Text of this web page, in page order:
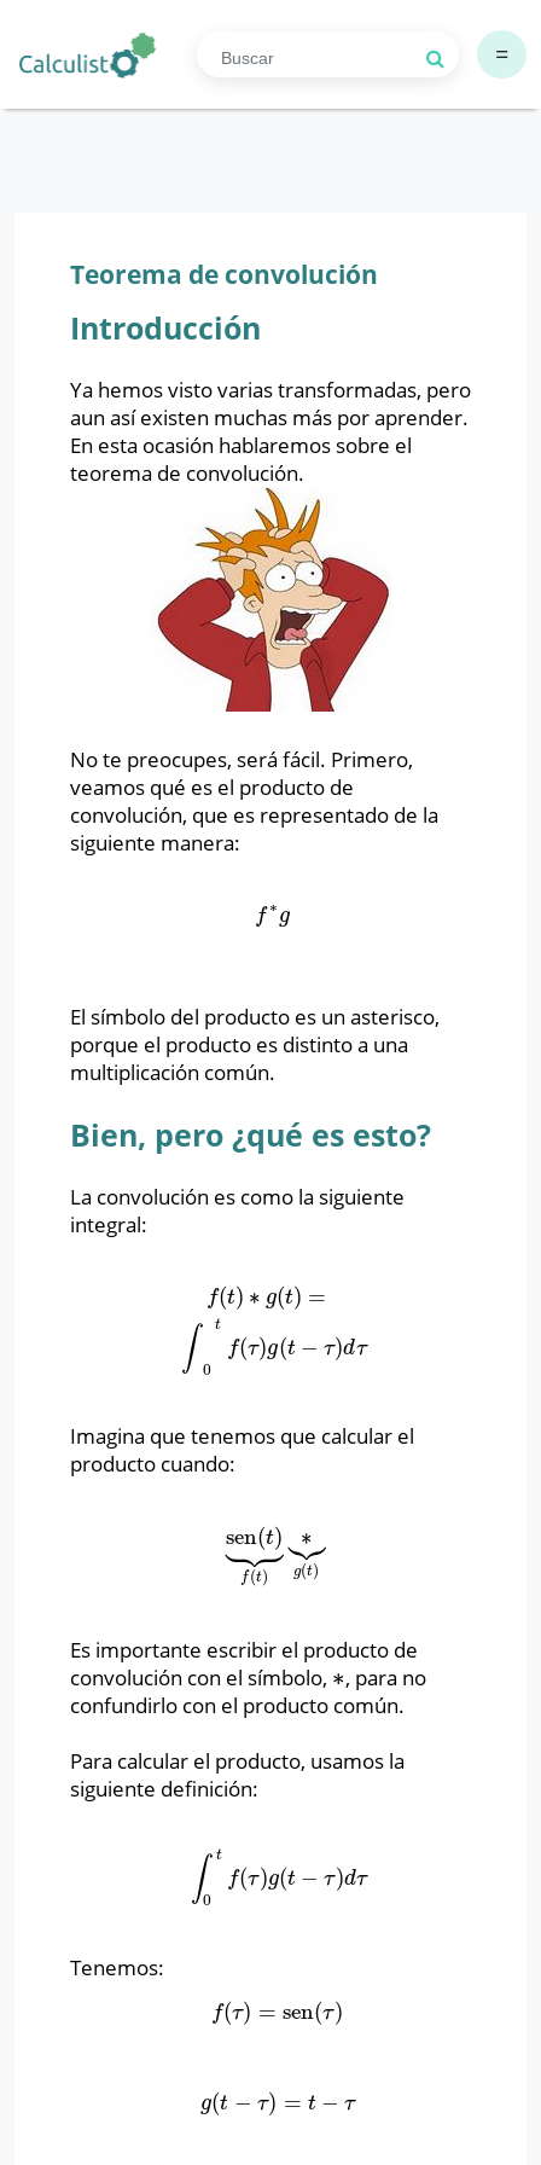
=
Teorema de convolución
Introducción
Ya hemos visto varias transformadas, pero
aun así existen muchas más por aprender.
En esta ocasión hablaremos sobre el
teorema de convolución.
No te preocupes, será fácil. Primero,
veamos qué es el producto de
convolución, que es representado de la
siguiente manera:
f ∗g
f∗g
El símbolo del producto es un asterisco,
porque el producto es distinto a una
multiplicación común.
Bien, pero ¿qué es esto?
La convolución es como la siguiente
integral:
f(t) ∗ g(t) =
∫ t
0
f(τ)g(t − τ)dτ
∗g(t)=∫0tf(τ)g (t−
Imagina que tenemos que calcular el
producto cuando:
sen(t)
 

 
f(t)
∗
 

g(t)
sen(t)⏟f )∗
Es importante escribir el producto de
convolución con el símbolo, ∗
∗, para no
confundirlo con el producto común.
Para calcular el producto, usamos la
siguiente definición:
∫ t
0
f(τ)g(t − τ)dτ
0tf(τ)g(t−τ)d τ
Tenemos:
f(τ) = sen(τ)
f(τ) =sen(τ)
g(t − τ) = t − τ
g(t −τ)=t− τ